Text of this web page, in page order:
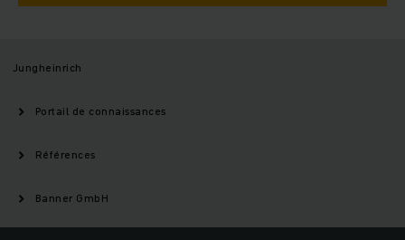
Jungheinrich
Portail de connaissances
Références
Banner GmbH